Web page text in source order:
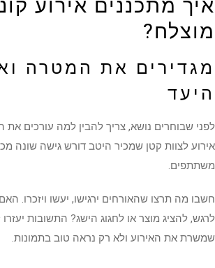
איך מתכננים אירוע
מוצלח?
מגדירים את המטרה
היעד
לפני שבוחרים נושא, צריך להבין למה עורכים את
אירוע לצוות קטן שמכיר היטב דורש גישה שונה
משתתפים.
חשבו מה תרצו שהאורחים ירגישו, יעשו ויזכרו.
לרגש, להציג מוצר או לחגוג הישג? התשובות
שמשרת את האירוע ולא רק נראה טוב בתמונות.